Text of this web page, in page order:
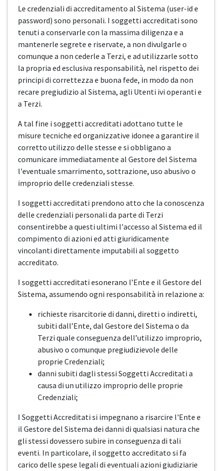
Le credenziali di accreditamento al Sistema (user-id e
password) sono personali. I soggetti accreditati sono
tenuti a conservarle con la massima diligenza e a
mantenerle segrete e riservate, a non divulgarle o
comunque a non cederle a Terzi, e ad utilizzarle sotto
la propria ed esclusiva responsabilità, nel rispetto dei
principi di correttezza e buona fede, in modo da non
recare pregiudizio al Sistema, agli Utenti ivi operanti e
a Terzi.
A tal fine i soggetti accreditati adottano tutte le
misure tecniche ed organizzative idonee a garantire il
corretto utilizzo delle stesse e si obbligano a
comunicare immediatamente al Gestore del Sistema
l'eventuale smarrimento, sottrazione, uso abusivo o
improprio delle credenziali stesse.
I soggetti accreditati prendono atto che la conoscenza
delle credenziali personali da parte di Terzi
consentirebbe a questi ultimi l'accesso al Sistema ed il
compimento di azioni ed atti giuridicamente
vincolanti direttamente imputabili al soggetto
accreditato.
I soggetti accreditati esonerano l’Ente e il Gestore del
Sistema, assumendo ogni responsabilità in relazione a:
richieste risarcitorie di danni, diretti o indiretti,
subiti dall’Ente, dal Gestore del Sistema o da
Terzi quale conseguenza dell’utilizzo improprio,
abusivo o comunque pregiudizievole delle
proprie Credenziali;
danni subiti dagli stessi Soggetti Accreditati a
causa di un utilizzo improprio delle proprie
Credenziali;
I Soggetti Accreditati si impegnano a risarcire l'Ente e
il Gestore del Sistema dei danni di qualsiasi natura che
gli stessi dovessero subire in conseguenza di tali
eventi. In particolare, il soggetto accreditato si fa
carico delle spese legali di eventuali azioni giudiziarie